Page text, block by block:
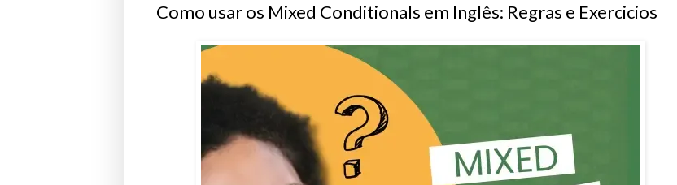
Como usar os Mixed Conditionals em Inglês: Regras e Exercicios